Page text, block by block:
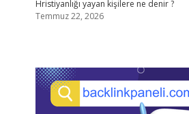
Hristiyanlığı yayan kişilere ne denir ?
Temmuz 22, 2026